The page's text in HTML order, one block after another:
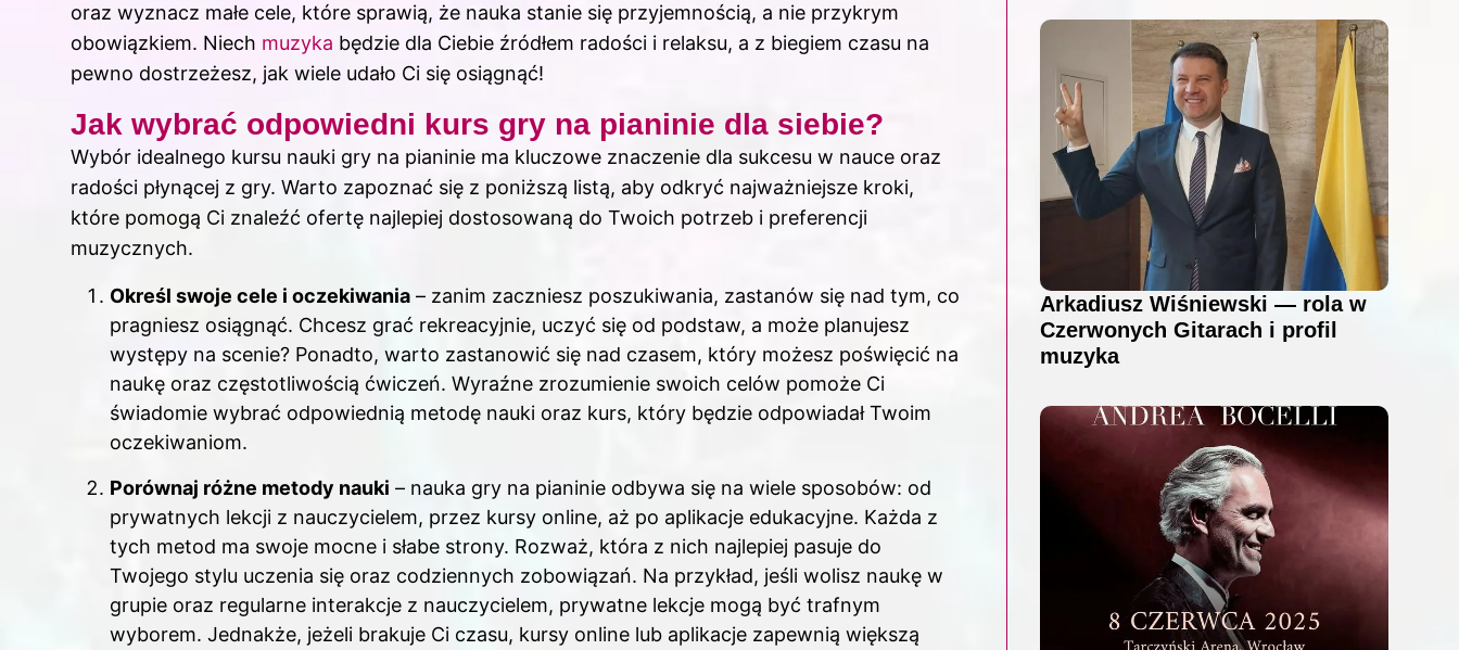
oraz wyznacz małe cele, które sprawią, że nauka stanie się przyjemnością, a nie przykrym
obowiązkiem. Niech muzyka będzie dla Ciebie źródłem radości i relaksu, a z biegiem czasu na
pewno dostrzeżesz, jak wiele udało Ci się osiągnąć!
Jak wybrać odpowiedni kurs gry na pianinie dla siebie?
Wybór idealnego kursu nauki gry na pianinie ma kluczowe znaczenie dla sukcesu w nauce oraz
radości płynącej z gry. Warto zapoznać się z poniższą listą, aby odkryć najważniejsze kroki,
które pomogą Ci znaleźć ofertę najlepiej dostosowaną do Twoich potrzeb i preferencji
muzycznych.
Określ swoje cele i oczekiwania – zanim zaczniesz poszukiwania, zastanów się nad tym, co
pragniesz osiągnąć. Chcesz grać rekreacyjnie, uczyć się od podstaw, a może planujesz
występy na scenie? Ponadto, warto zastanowić się nad czasem, który możesz poświęcić na
naukę oraz częstotliwością ćwiczeń. Wyraźne zrozumienie swoich celów pomoże Ci
świadomie wybrać odpowiednią metodę nauki oraz kurs, który będzie odpowiadał Twoim
oczekiwaniom.
Porównaj różne metody nauki – nauka gry na pianinie odbywa się na wiele sposobów: od
prywatnych lekcji z nauczycielem, przez kursy online, aż po aplikacje edukacyjne. Każda z
tych metod ma swoje mocne i słabe strony. Rozważ, która z nich najlepiej pasuje do
Twojego stylu uczenia się oraz codziennych zobowiązań. Na przykład, jeśli wolisz naukę w
grupie oraz regularne interakcje z nauczycielem, prywatne lekcje mogą być trafnym
wyborem. Jednakże, jeżeli brakuje Ci czasu, kursy online lub aplikacje zapewnią większą
Arkadiusz Wiśniewski — rola w
Czerwonych Gitarach i profil
muzyka